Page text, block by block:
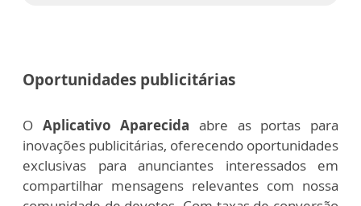
Oportunidades publicitárias
O Aplicativo Aparecida abre as portas para
inovações publicitárias, oferecendo oportunidades
exclusivas para anunciantes interessados em
compartilhar mensagens relevantes com nossa